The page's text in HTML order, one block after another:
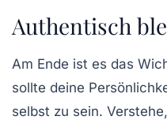
Authentisch
Am Ende ist es das
sollte deine
selbst zu sein.